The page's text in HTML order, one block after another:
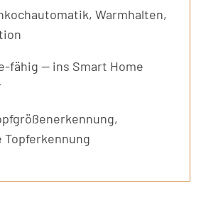
Warmhalten,
fähig — ins Smart Home
Topferkennung